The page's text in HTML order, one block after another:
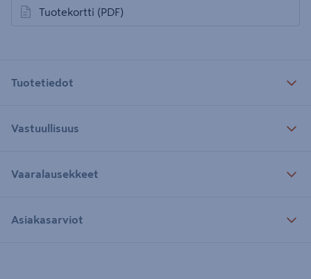
Tuotekortti (PDF)
avautuu uuteen välilehteen
Tuotetiedot
Vastuullisuus
Vaaralausekkeet
Asiakasarviot